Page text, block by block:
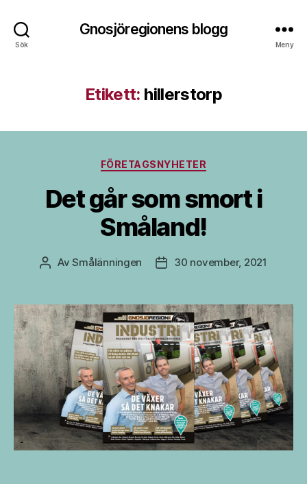
Sök
Gnosjöregionens blogg
Meny
Etikett: hillerstorp
Kategorier
FÖRETAGSNYHETER
Det går som smort i
Småland!
Inläggsförfattare
AvSmålänningen Inläggsdatum
30 november, 2021